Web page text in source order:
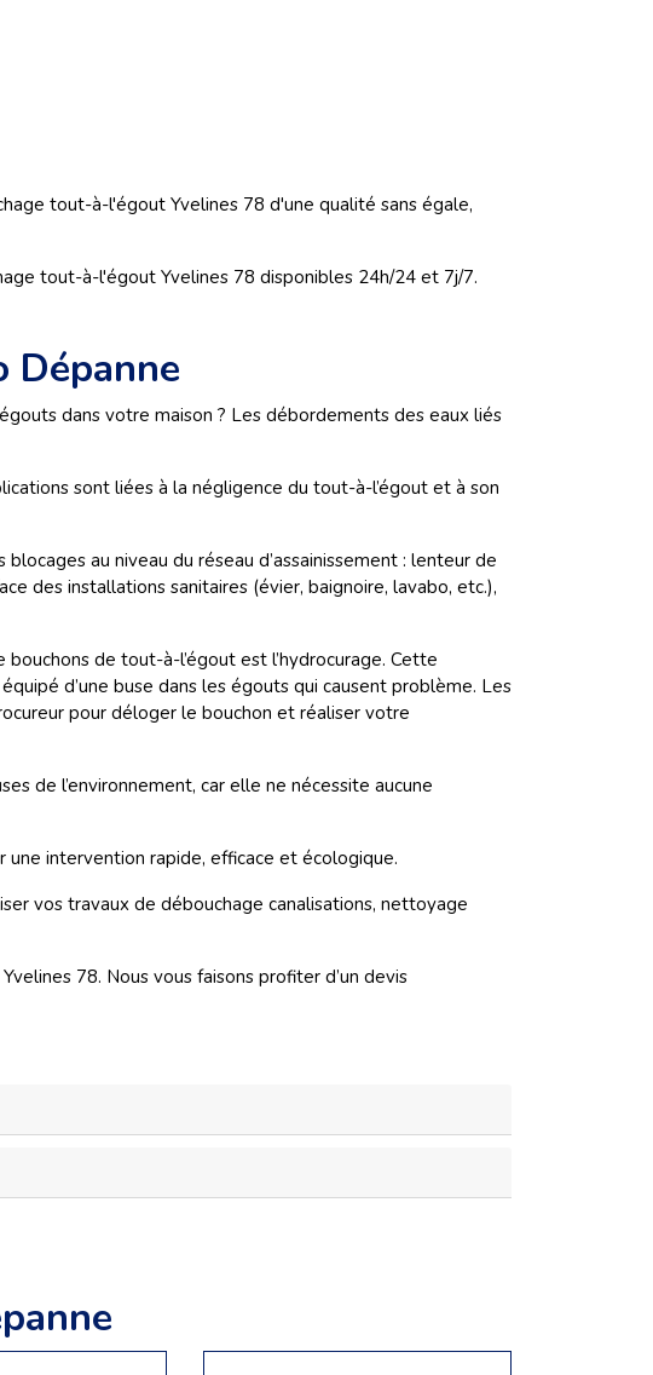
tout-à-l'égout Yvelines 78 d'une qualité sans égale,
tout-à-l'égout Yvelines 78 disponibles 24h/24 et 7j/7.
Dépanne
dans votre maison ? Les débordements des eaux liés
sont liées à la négligence du tout-à-l’égout et à son
au niveau du réseau d’assainissement : lenteur de
des installations sanitaires (évier, baignoire, lavabo, etc.),
de tout-à-l’égout est l’hydrocurage. Cette
d’une buse dans les égouts qui causent problème. Les
pour déloger le bouchon et réaliser votre
de l’environnement, car elle ne nécessite aucune
intervention rapide, efficace et écologique.
vos travaux de débouchage canalisations, nettoyage
78. Nous vous faisons profiter d’un devis